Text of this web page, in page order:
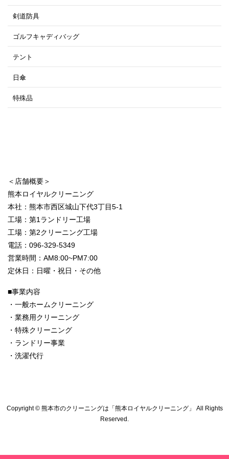
剣道防具
ゴルフキャディバッグ
テント
日傘
特殊品
＜店舗概要＞
熊本ロイヤルクリーニング
本社：熊本市西区城山下代3丁目5-1
工場：第1ランドリー工場
工場：第2クリーニング工場
電話：096-329-5349
営業時間：AM8:00~PM7:00
定休日：日曜・祝日・その他
■事業内容
・一般ホームクリーニング
・業務用クリーニング
・特殊クリーニング
・ランドリー事業
・洗濯代行
Copyright © 熊本市のクリーニングは「熊本ロイヤルクリーニング」 All Rights
Reserved.